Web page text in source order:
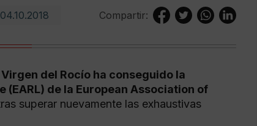
04.10.2018 Compartir:
del Rocío ha conseguido la
de la European Association of
superar nuevamente las exhaustivas